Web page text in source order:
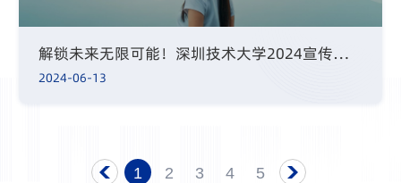
解锁未来无限可能！深圳技术大学2024宣传片发布
2024-06-13
1 2 3 4 5